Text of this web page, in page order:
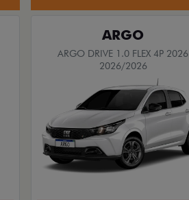
ARGO
ARGO DRIVE 1.0 FLEX 4P 2026
2026/2026